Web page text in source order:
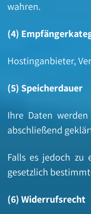
wahren.
(4)
Hostinganbieter,
(5) Speicherdauer
Ihre Daten
abschließend
Falls es jedoch zu
gesetzlich
(6) Widerrufsrecht